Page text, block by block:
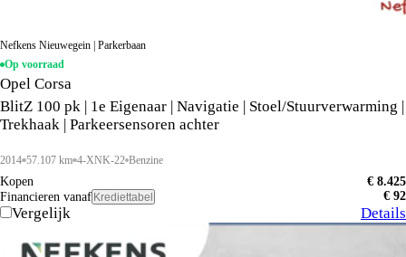
Nefkens Nieuwegein | Parkerbaan
Op voorraad
Opel Corsa
BlitZ 100 pk | 1e Eigenaar | Navigatie | Stoel/Stuurverwarming |
Trekhaak | Parkeersensoren achter
2014 57.107 km 4-XNK-22 Benzine
Kopen
€ 8.425
Financieren vanaf Krediettabel € 92
Vergelijk Details